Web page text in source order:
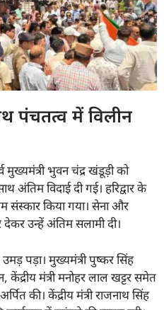
पंचतत्व में विलीन
मुख्यमंत्री भुवन चंद्र खंडूड़ी को
अंतिम विदाई दी गई। हरिद्वार के
संस्कार किया गया। सेना और
उन्हें अंतिम सलामी दी।
पड़ा। मुख्यमंत्री पुष्कर सिंह
केंद्रीय मंत्री मनोहर लाल खट्टर समेत
की। केंद्रीय मंत्री राजनाथ सिंह